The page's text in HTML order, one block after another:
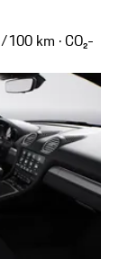
km · CO₂-